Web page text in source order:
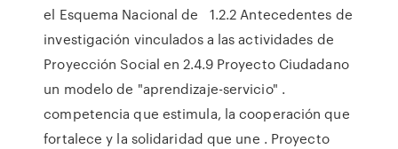
el Esquema Nacional de 1.2.2 Antecedentes de
investigación vinculados a las actividades de
Proyección Social en 2.4.9 Proyecto Ciudadano
un modelo de "aprendizaje-servicio" .
competencia que estimula, la cooperación que
fortalece y la solidaridad que une . Proyecto